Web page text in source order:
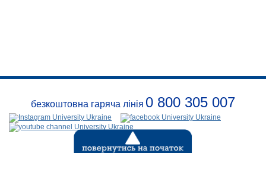
безкоштовна гаряча лінія 0 800 305 007
Про
заклад